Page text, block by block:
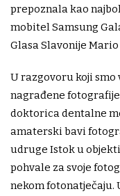
prepoznala kao
mobitel Samsung
Glasa Slavonije
U razgovoru koji
nagrađene
doktorica dentalne
amaterski bavi
udruge Istok u
pohvale za svoje
nekom fotonatječaju.